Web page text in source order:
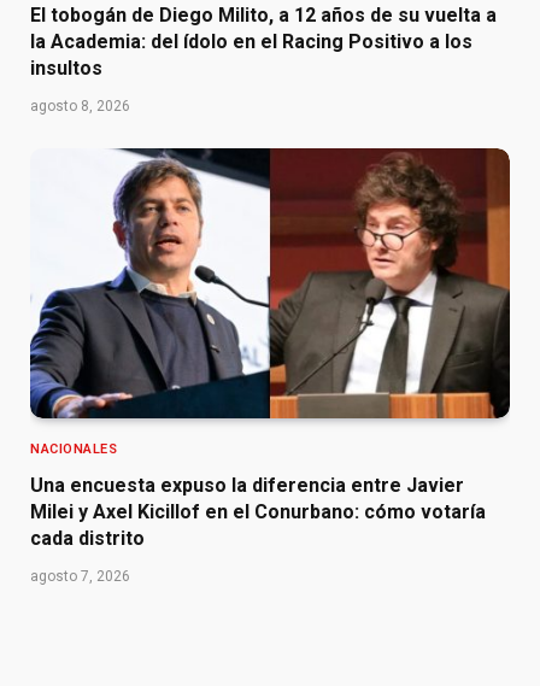
El tobogán de Diego Milito, a 12 años de su vuelta a
la Academia: del ídolo en el Racing Positivo a los
insultos
agosto 8, 2026
NACIONALES
Una encuesta expuso la diferencia entre Javier
Milei y Axel Kicillof en el Conurbano: cómo votaría
cada distrito
agosto 7, 2026